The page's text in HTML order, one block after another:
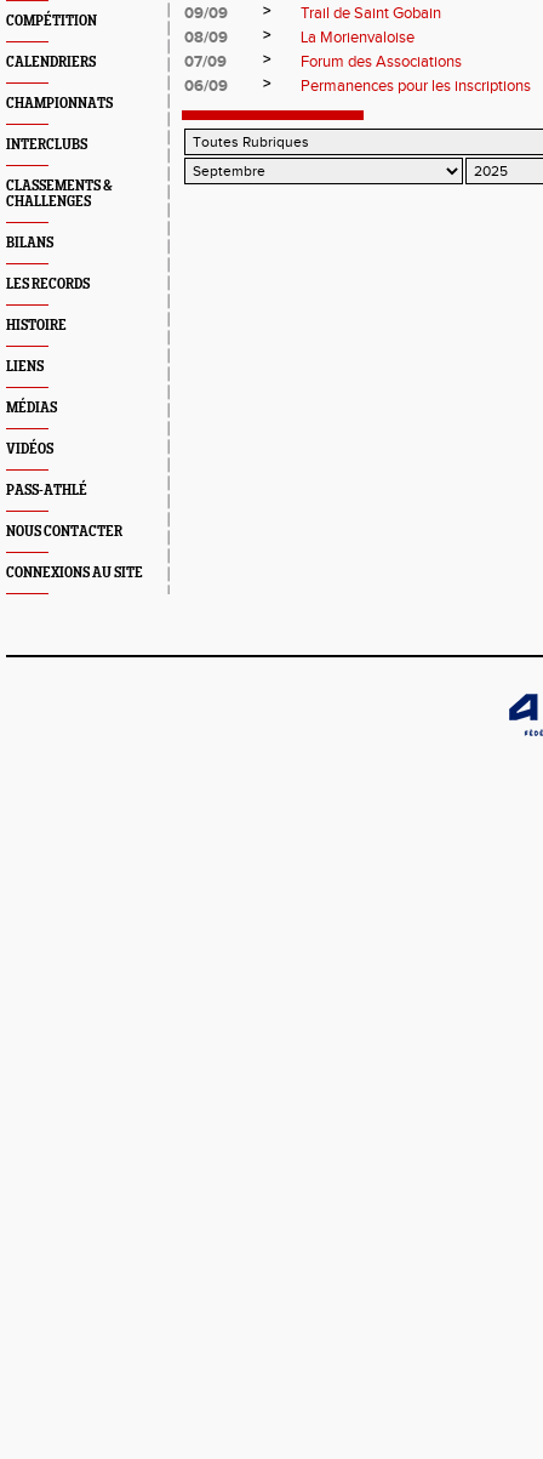
COMPÉTITION
CALENDRIERS
CHAMPIONNATS
INTERCLUBS
CLASSEMENTS &
CHALLENGES
BILANS
LES RECORDS
HISTOIRE
LIENS
MÉDIAS
VIDÉOS
PASS-ATHLÉ
NOUS CONTACTER
CONNEXIONS AU SITE
09/09
>
Trail de Saint Gobain
08/09
>
La Morienvaloise
07/09
>
Forum des Associations
06/09
> Permanences pour les inscriptions